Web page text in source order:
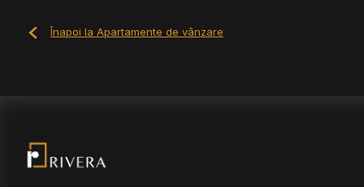
Înapoi la Apartamente de vânzare